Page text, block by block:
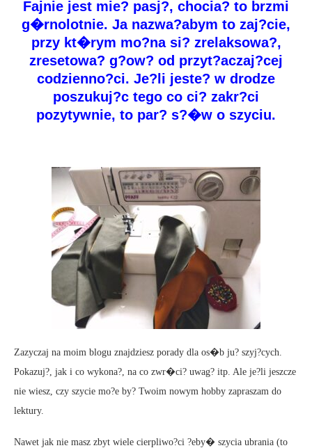
Fajnie jest mie? pasj?, chocia? to brzmi
g�rnolotnie. Ja nazwa?abym to zaj?cie,
przy kt�rym mo?na si? zrelaksowa?,
zresetowa? g?ow? od przyt?aczaj?cej
codzienno?ci. Je?li jeste? w drodze
poszukuj?c tego co ci? zakr?ci
pozytywnie, to par? s?�w o szyciu.
Zazyczaj na moim blogu znajdziesz porady dla os�b ju? szyj?cych.
Pokazuj?, jak i co wykona?, na co zwr�ci? uwag? itp. Ale je?li jeszcze
nie wiesz, czy szycie mo?e by? Twoim nowym hobby zapraszam do
lektury.
Nawet jak nie masz zbyt wiele cierpliwo?ci ?eby� szycia ubrania (to